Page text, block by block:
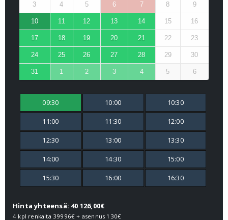
3 4 5 6 7 8 9
10 11 12 13 14 15 16
17 18 19 20 21 22 23
24 25 26 27 28 29 30
31 1 2 3 4 5 6
09:30 10:00 10:30
11:00 11:30 12:00
12:30 13:00 13:30
14:00 14:30 15:00
15:30 16:00 16:30
Hinta yhteensä: 40 126,00€
4 kpl renkaita 39996€ + asennus 130€